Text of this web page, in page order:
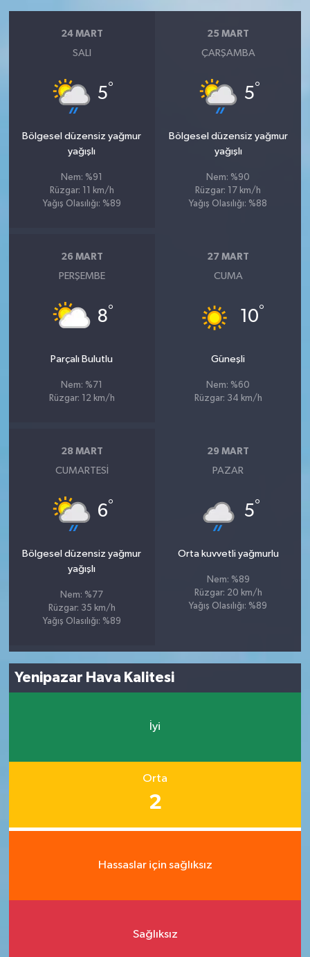
24 MART
SALI
5°
Bölgesel düzensiz yağmur
yağışlı
Nem: %91
Rüzgar: 11 km/h
Yağış Olasılığı: %89
25 MART
ÇARŞAMBA
5°
Bölgesel düzensiz yağmur
yağışlı
Nem: %90
Rüzgar: 17 km/h
Yağış Olasılığı: %88
26 MART
PERŞEMBE
8°
Parçalı Bulutlu
Nem: %71
Rüzgar: 12 km/h
27 MART
CUMA
10°
Güneşli
Nem: %60
Rüzgar: 34 km/h
28 MART
CUMARTESI
6°
Bölgesel düzensiz yağmur
yağışlı
Nem: %77
Rüzgar: 35 km/h
Yağış Olasılığı: %89
29 MART
PAZAR
5°
Orta kuvvetli yağmurlu
Nem: %89
Rüzgar: 20 km/h
Yağış Olasılığı: %89
Yenipazar Hava Kalitesi
İyi
Orta
2
Hassaslar için sağlıksız
Sağlıksız